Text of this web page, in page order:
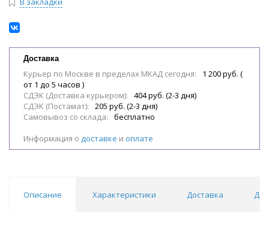
Доставка
Курьер по Москве в пределах МКАД сегодня:
1 200 руб. (
от 1 до 5 часов )
СДЭК (Доставка курьером):
404 руб. (2-3 дня)
СДЭК (Постамат):
205 руб. (2-3 дня)
Самовывоз со склада:
бесплатно
Информация о доставке и оплате
Описание Характеристики Доставка